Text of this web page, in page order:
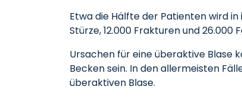
Etwa die Hälfte der Patienten wird
Stürze, 12.000 Frakturen und
Ursachen für eine überaktive Blase
Becken sein. In den allermeisten
überaktiven Blase.